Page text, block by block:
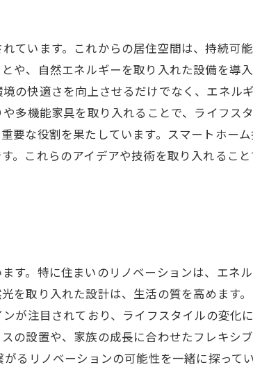
るための実践ガイド
ています。これからの居住空間は、持続可
や、自然エネルギーを取り入れた設備を導
の快適さを向上させるだけでなく、エネル
多機能家具を取り入れることで、ライフス
な役割を果たしています。スマートホー
。これらのアイデアや技術を取り入れるこ
す。特に住まいのリノベーションは、エネ
を取り入れた設計は、生活の質を高めます
が注目されており、ライフスタイルの変化
の設置や、家族の成長に合わせたフレキシ
るリノベーションの可能性を一緒に探ってい